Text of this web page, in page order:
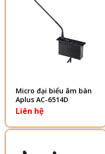
Micro đại biểu âm bàn
Aplus AC-6514D
Liên hệ